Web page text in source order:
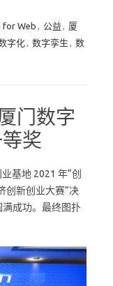
for Web 公益
厦
字化 数字孪生
数
门数字
奖
基地 2021 年“创
创新创业大赛”决
成功。最终图扑